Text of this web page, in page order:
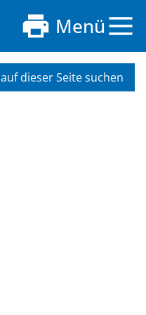
Menü
auf dieser Seite suchen